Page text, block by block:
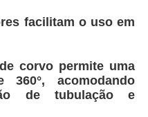
facilitam o uso em
corvo permite uma
360°, acomodando
de tubulação e